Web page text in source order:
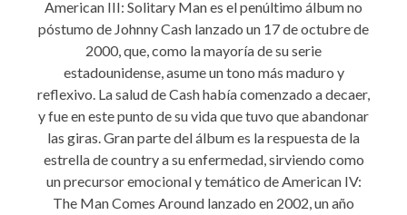
American III: Solitary Man es el penúltimo álbum no
póstumo de Johnny Cash lanzado un 17 de octubre de
2000, que, como la mayoría de su serie
estadounidense, asume un tono más maduro y
reflexivo. La salud de Cash había comenzado a decaer,
y fue en este punto de su vida que tuvo que abandonar
las giras. Gran parte del álbum es la respuesta de la
estrella de country a su enfermedad, sirviendo como
un precursor emocional y temático de American IV:
The Man Comes Around lanzado en 2002, un año